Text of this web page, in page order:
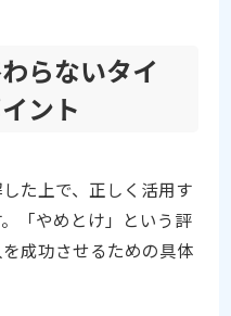
らないタイ
ント
た上で、正しく活用す
「やめとけ」という評
成功させるための具体